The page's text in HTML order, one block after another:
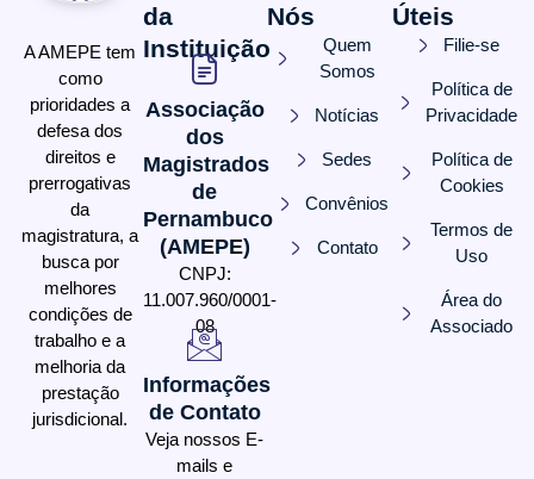
A AMEPE tem
como
prioridades a
defesa dos
direitos e
prerrogativas
da
magistratura, a
busca por
melhores
condições de
trabalho e a
melhoria da
prestação
jurisdicional.
da
Instituição
Associação
dos
Magistrados
de
Pernambuco
(AMEPE)
CNPJ:
11.007.960/0001-
08
Informações
de Contato
Veja nossos E-
mails e
Nós
Quem
Somos
Notícias
Sedes
Convênios
Contato
Úteis
Filie-se
Política de
Privacidade
Política de
Cookies
Termos de
Uso
Área do
Associado